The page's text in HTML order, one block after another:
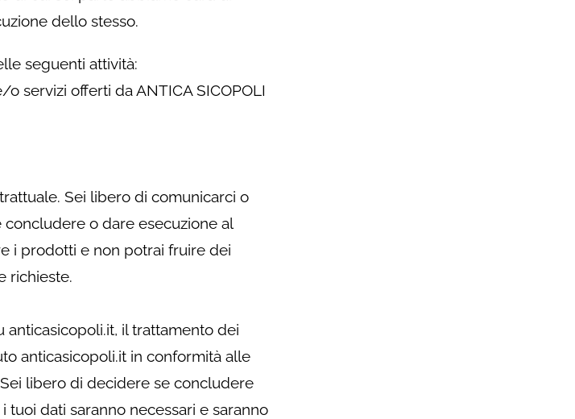
dello stesso.
seguenti attività:
servizi offerti da ANTICA SICOPOLI
Sei libero di comunicarci o
concludere o dare esecuzione al
i prodotti e non potrai fruire dei
richieste.
il trattamento dei
anticasicopoli.it in conformità alle
libero di decidere se concludere
dati saranno necessari e saranno